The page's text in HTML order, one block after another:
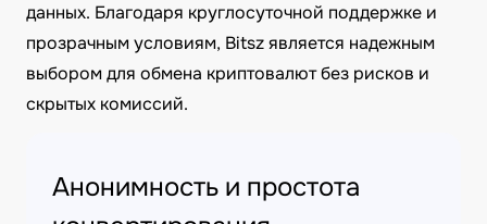
данных. Благодаря круглосуточной поддержке и
прозрачным условиям, Bitsz является надежным
выбором для обмена криптовалют без рисков и
скрытых комиссий.
Анонимность и простота